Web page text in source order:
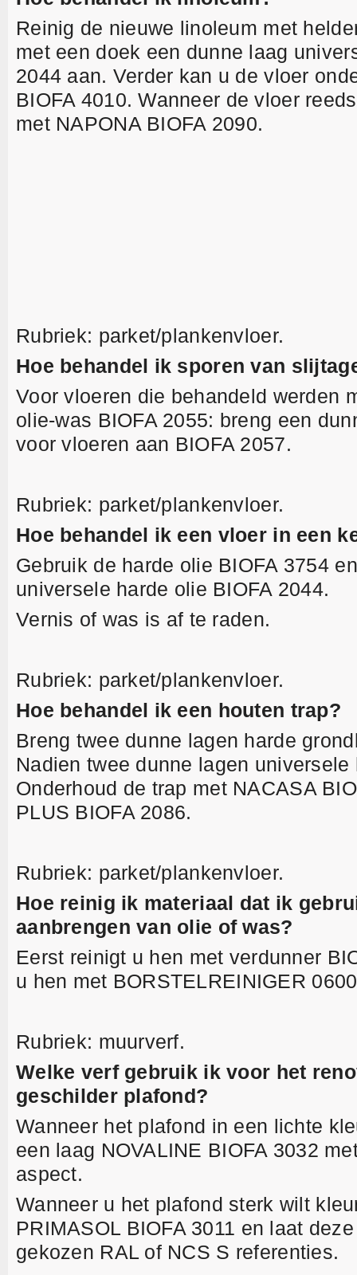
Reinig de nieuwe linoleum met
met een doek een dunne laag
2044 aan. Verder kan u de vloer
BIOFA 4010. Wanneer de vloer
met NAPONA BIOFA 2090.
Rubriek: parket/plankenvloer.
Hoe behandel ik sporen van
Voor vloeren die behandeld werden
olie-was BIOFA 2055: breng een
voor vloeren aan BIOFA 2057.
Rubriek: parket/plankenvloer.
Hoe behandel ik een vloer in een
Gebruik de harde olie BIOFA 3754
universele harde olie BIOFA 2044.
Vernis of was is af te raden.
Rubriek: parket/plankenvloer.
Hoe behandel ik een houten trap?
Breng twee dunne lagen harde
Nadien twee dunne lagen
Onderhoud de trap met NACASA
PLUS BIOFA 2086.
Rubriek: parket/plankenvloer.
Hoe reinig ik materiaal dat ik
aanbrengen van olie of was?
Eerst reinigt u hen met verdunner
u hen met BORSTELREINIGER
Rubriek: muurverf.
Welke verf gebruik ik voor het
geschilder plafond?
Wanneer het plafond in een lichte
een laag NOVALINE BIOFA 3032
aspect.
Wanneer u het plafond sterk wilt
PRIMASOL BIOFA 3011 en laat
gekozen RAL of NCS S referenties.